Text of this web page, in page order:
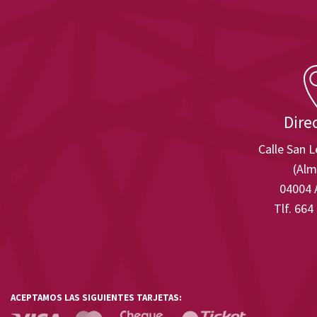
Calle San
04004
Tlf. 664
ACEPTAMOS LAS SIGUIENTES TARJETAS: